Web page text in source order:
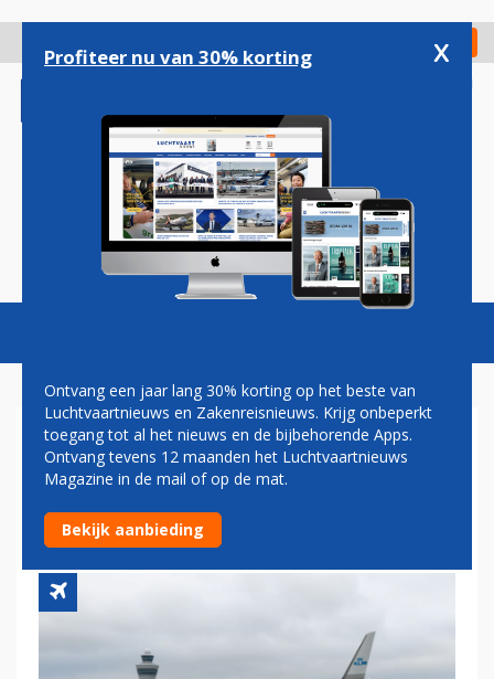
gaan
Check in
Magazine Podcasts Vacatures
KLM KONDIGT LIJNDIENST
NAAR KITTILÄ IN FINLAND
AAN
Profiteer nu van 30% korting x
Ontvang een jaar lang 30% korting op het beste van
Luchtvaartnieuws en Zakenreisnieuws. Krijg onbeperkt
toegang tot al het nieuws en de bijbehorende Apps.
Ontvang tevens 12 maanden het Luchtvaartnieuws
Magazine in de mail of op de mat.
Bekijk aanbieding